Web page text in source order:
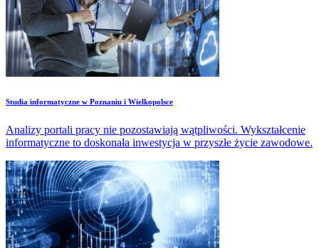
Studia informatyczne w Poznaniu i Wielkopolsce
Analizy portali pracy nie pozostawiają wątpliwości. Wykształcenie
informatyczne to doskonała inwestycja w przyszłe życie zawodowe.